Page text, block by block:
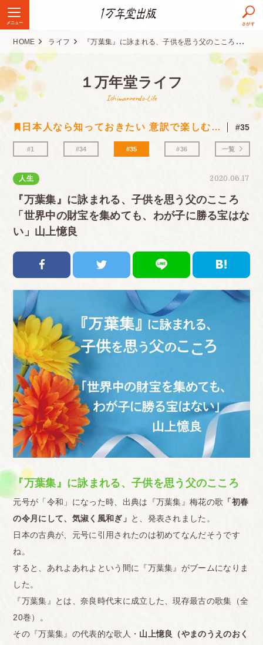
メニュー さがす
HOME ライフ 『万葉集』に詠まれる、子供を思う父のこころ「世界中の財宝を集めても、わが子に勝る宝はない」山上憶良
１万年堂ライフ
Ichimannendo-Life
日本人なら知っておきたい 意訳で楽しむ古典シリーズ #35
#1 #34 #35 #36 一覧
2020.06.17
人生
『万葉集』に詠まれる、子供を思う父のこころ
「世界中の財宝を集めても、わが子に勝る宝はな
い」山上憶良
『万葉集』に詠まれる、子供を思う父のこころ
元号が「令和」になった時、出典は『万葉集』梅花の歌 「初春
の令月にして、気淑く風和ぎ」 と、発表されました。
日本の古典が、元号に引用されたのは初めてなんだそうです
ね。
すると、あれよあれよという間に『万葉集』がブームになりま
した。
『万葉集』とは、奈良時代末に成立した、現存最古の歌集（全
20巻）。
その『万葉集』の代表的な歌人・ 山上憶良（やまのうえのおく